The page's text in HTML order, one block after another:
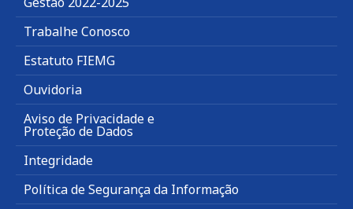
Trabalhe Conosco
Estatuto FIEMG
Ouvidoria
Aviso de Privacidade e
Proteção de Dados
Integridade
Política de Segurança da Informação